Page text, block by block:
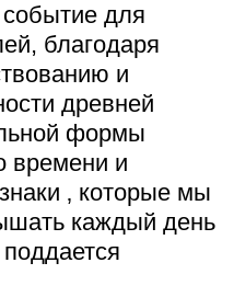
для
благодаря
и
древней
формы
времени и
‚ которые мы
каждый день